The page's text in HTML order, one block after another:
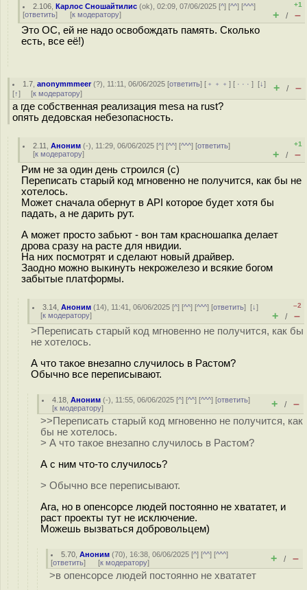
2.106 ,Карлос Сношайтилис (ok), 02:09, 07/06/2025 [^] [^^] [^^^]
[ответить] [к модератору]
+1
+ / –
Это ОС, ей не надо освобождать память. Сколько
есть, все её!)
1.7 ,anonymmmeer(?), 11:11, 06/06/2025 [ответить] [ ﹢﹢﹢] [ · · ·][↓]
[↑] [к модератору] + / –
а где собственная реализация mesa на rust?
опять дедовская небезопасность.
2.11 ,Аноним (-), 11:29, 06/06/2025 [^] [^^] [^^^] [ответить]
[к модератору]
+1
+ / –
Рим не за один день строился (с)
Переписать старый код мгновенно не получится, как бы не
хотелось.
Может сначала обернут в API которое будет хотя бы
падать, а не дарить рут.
А может просто забьют - вон там красношапка делает
дрова сразу на расте для нвидии.
На них посмотрят и сделают новый драйвер.
Заодно можно выкинуть некрожелезо и всякие богом
забытые платформы.
3.14 ,Аноним (14), 11:41, 06/06/2025 [^] [^^] [^^^] [ответить][↓]
[к модератору]
–2
+ / –
>Переписать старый код мгновенно не получится, как бы
не хотелось.
А что такое внезапно случилось в Растом?
Обычно все переписывают.
4.18 ,Аноним (-), 11:55, 06/06/2025 [^] [^^] [^^^] [ответить]
[к модератору] + / –
>>Переписать старый код мгновенно не получится, как
бы не хотелось.
> А что такое внезапно случилось в Растом?
А с ним что-то случилось?
> Обычно все переписывают.
Ага, но в опенсорсе людей постоянно не хвататет, и
раст проекты тут не исключение.
Можешь вызваться добровольцем)
5.70 ,Аноним (70), 16:38, 06/06/2025 [^] [^^] [^^^]
[ответить] [к модератору] + / –
>в опенсорсе людей постоянно не хвататет